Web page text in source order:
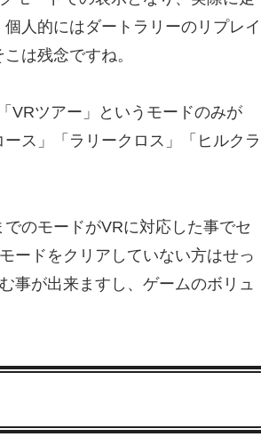
人的にはダートラリーのリプレイ
は残念ですね。
VRツアー」というモードのみが
ス」「ラリークロス」「ヒルクラ
のモードがVRに対応した事でセ
ードをクリアしていない方はせっ
事が出来ますし、ゲームのボリュ